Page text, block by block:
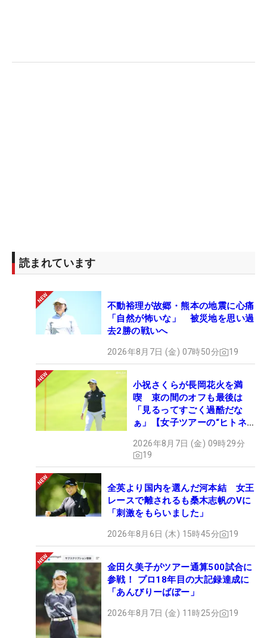
読まれています
不動裕理が故郷・熊本の地震に心痛
「自然が怖いな」 被災地を思い過
去2勝の戦いへ
2026年8月7日 (金) 07時50分 19
小祝さくらが長岡花火を満
喫 束の間のオフも最後は
「見るってすごく過酷だな
ぁ」【女子ツアーの“ヒトネ
2026年8月7日 (金) 09時29分
19
全英より国内を選んだ河本結 女王
レースで離されるも桑木志帆のVに
「刺激をもらいました」
2026年8月6日 (木) 15時45分 19
金田久美子がツアー通算500試合に
参戦！ プロ18年目の大記録達成に
「あんびりーばぼー」
2026年8月7日 (金) 11時25分 19